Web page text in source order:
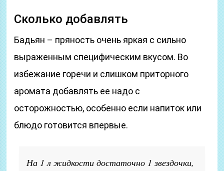
Сколько добавлять
Бадьян – пряность очень яркая с сильно
выраженным специфическим вкусом. Во
избежание горечи и слишком приторного
аромата добавлять ее надо с
осторожностью, особенно если напиток или
блюдо готовится впервые.
На 1 л жидкости достаточно 1 звездочки,